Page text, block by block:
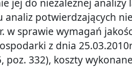
jej do niezależnej
potwierdzających
sprawie wymagań
z dnia
poz. 332), koszty